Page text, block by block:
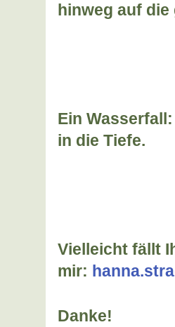
hinweg auf die
Ein
in die Tiefe.
Vielleicht fällt
mir:
Danke!